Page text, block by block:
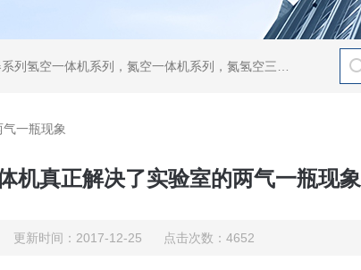
本DKK-TOA水质分析，水质检测仪器，代理南韩SitekPH/离子计，DO计，电导计，多功能计，PH/DO/电导率电极
一瓶现象
机真正解决了实验室的两气一瓶现象
更新时间：2017-12-25 点击次数：4652